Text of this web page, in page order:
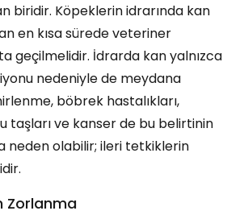
biridir. Köpeklerin idrarında kan
en kısa sürede veteriner
geçilmelidir. İdrarda kan yalnızca
nedeniyle de meydana
böbrek hastalıkları,
taşları ve kanser de bu belirtinin
neden olabilir; ileri tetkiklerin
Zorlanma